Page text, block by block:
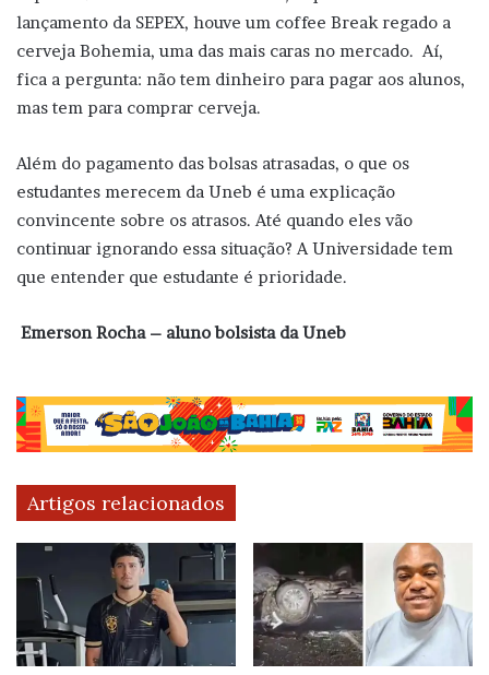
lançamento da SEPEX, houve um coffee Break regado a
cerveja Bohemia, uma das mais caras no mercado. Aí,
fica a pergunta: não tem dinheiro para pagar aos alunos,
mas tem para comprar cerveja.
Além do pagamento das bolsas atrasadas, o que os
estudantes merecem da Uneb é uma explicação
convincente sobre os atrasos. Até quando eles vão
continuar ignorando essa situação? A Universidade tem
que entender que estudante é prioridade.
Emerson Rocha – aluno bolsista da Uneb
Artigos relacionados